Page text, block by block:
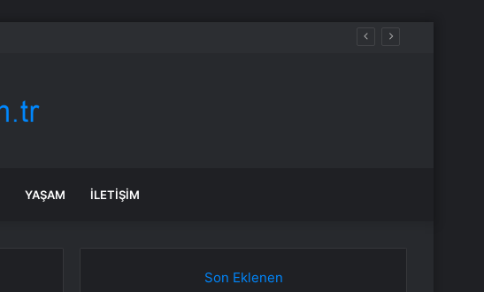
YAŞAM İLETIŞIM
Son Eklenen